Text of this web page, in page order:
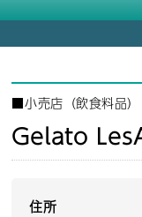
■小売店（飲食料品）
Gelato
住所